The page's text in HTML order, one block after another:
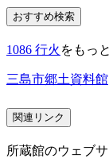
おすすめ検索
1086 行火 をもっ
三島市郷土資料館
関連リンク
所蔵館のウェブ